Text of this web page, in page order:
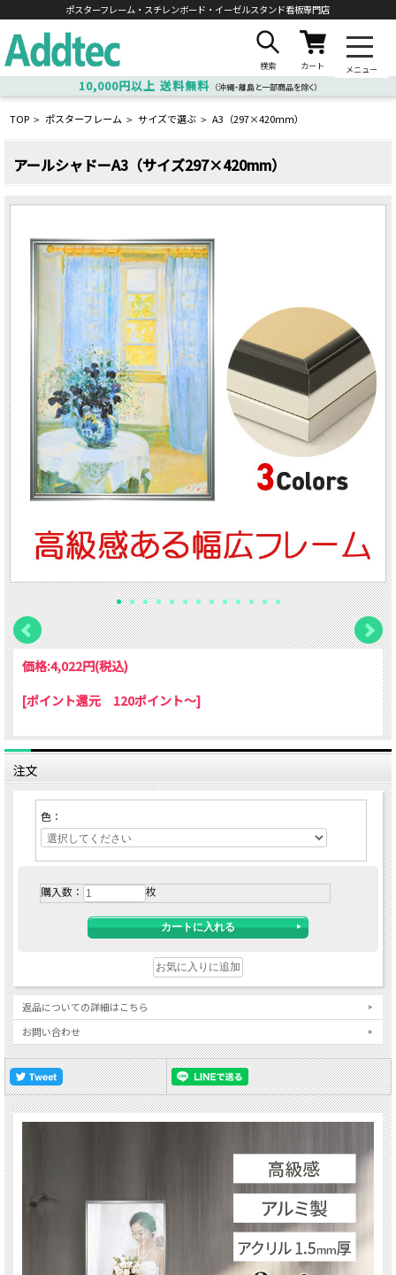
ポスターフレーム・スチレンボード・ イーゼルスタンド看板専門店
検索 カート メニュー
10,000円以上 送料無料 （沖縄・離島と一部商品を除く）
TOP > ポスターフレーム > サイズで選ぶ > A3（297×420ｍｍ）
アールシャドーA3（サイズ297×420mm）
価格:4,022円(税込)
[ポイント還元 120ポイント～]
注文
色：
購入数： 枚
返品についての詳細はこちら
お問い合わせ